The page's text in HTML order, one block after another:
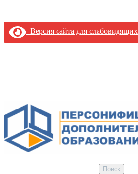
Версия сайта для слабовидящих
Поиск